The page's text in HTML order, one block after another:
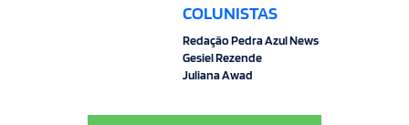
COLUNISTAS
Redação Pedra Azul News
Gesiel Rezende
Juliana Awad